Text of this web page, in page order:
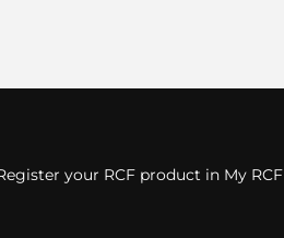
your RCF product in My RCF